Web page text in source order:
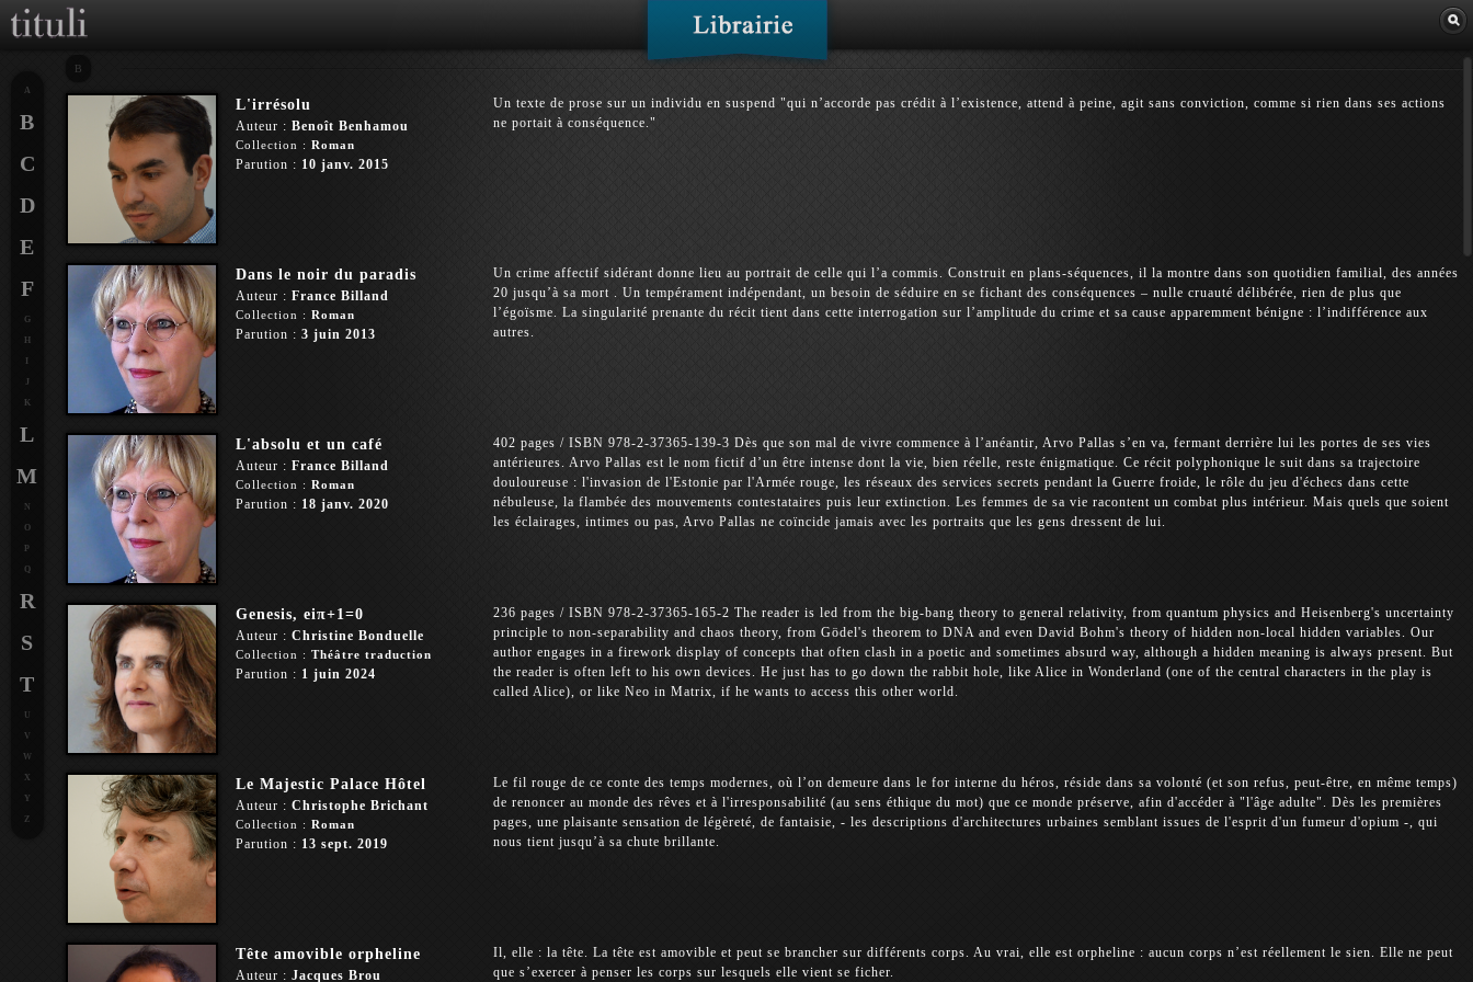
B
L'irrésolu
Auteur : Benoît Benhamou
Collection : Roman
Parution : 10 janv. 2015
Un texte de prose sur un individu en suspend "qui n’accorde pas crédit à l’existence, attend à peine, agit sans conviction, comme si rien dans ses actions
ne portait à conséquence."
Dans le noir du paradis
Auteur : France Billand
Collection : Roman
Parution : 3 juin 2013
Un crime affectif sidérant donne lieu au portrait de celle qui l’a commis. Construit en plans-séquences, il la montre dans son quotidien familial, des années
20 jusqu’à sa mort . Un tempérament indépendant, un besoin de séduire en se fichant des conséquences – nulle cruauté délibérée, rien de plus que
l’égoïsme. La singularité prenante du récit tient dans cette interrogation sur l’amplitude du crime et sa cause apparemment bénigne : l’indifférence aux
autres.
L'absolu et un café
Auteur : France Billand
Collection : Roman
Parution : 18 janv. 2020
402 pages / ISBN 978-2-37365-139-3 Dès que son mal de vivre commence à l’anéantir, Arvo Pallas s’en va, fermant derrière lui les portes de ses vies
antérieures. Arvo Pallas est le nom fictif d’un être intense dont la vie, bien réelle, reste énigmatique. Ce récit polyphonique le suit dans sa trajectoire
douloureuse : l'invasion de l'Estonie par l'Armée rouge, les réseaux des services secrets pendant la Guerre froide, le rôle du jeu d'échecs dans cette
nébuleuse, la flambée des mouvements contestataires puis leur extinction. Les femmes de sa vie racontent un combat plus intérieur. Mais quels que soient
les éclairages, intimes ou pas, Arvo Pallas ne coïncide jamais avec les portraits que les gens dressent de lui.
Genesis, eiπ+1=0
Auteur : Christine Bonduelle
Collection : Théâtre traduction
Parution : 1 juin 2024
236 pages / ISBN 978-2-37365-165-2 The reader is led from the big-bang theory to general relativity, from quantum physics and Heisenberg's uncertainty
principle to non-separability and chaos theory, from Gödel's theorem to DNA and even David Bohm's theory of hidden non-local hidden variables. Our
author engages in a firework display of concepts that often clash in a poetic and sometimes absurd way, although a hidden meaning is always present. But
the reader is often left to his own devices. He just has to go down the rabbit hole, like Alice in Wonderland (one of the central characters in the play is
called Alice), or like Neo in Matrix, if he wants to access this other world.
Le Majestic Palace Hôtel
Auteur : Christophe Brichant
Collection : Roman
Parution : 13 sept. 2019
Le fil rouge de ce conte des temps modernes, où l’on demeure dans le for interne du héros, réside dans sa volonté (et son refus, peut-être, en même temps)
de renoncer au monde des rêves et à l'irresponsabilité (au sens éthique du mot) que ce monde préserve, afin d'accéder à "l'âge adulte". Dès les premières
pages, une plaisante sensation de légèreté, de fantaisie, - les descriptions d'architectures urbaines semblant issues de l'esprit d'un fumeur d'opium -, qui
nous tient jusqu’à sa chute brillante.
Tête amovible orpheline
Auteur : Jacques Brou
Il, elle : la tête. La tête est amovible et peut se brancher sur différents corps. Au vrai, elle est orpheline : aucun corps n’est réellement le sien. Elle ne peut
que s’exercer à penser les corps sur lesquels elle vient se ficher.
A
B
C
D
E
F
G
J
K
L
M
N
O
P
Q
R
S
T
U
V
W
X
Y
Z